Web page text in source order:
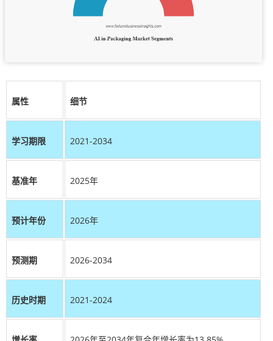
属性 细节
学习期限 2021-2034
基准年 2025年
预计年份 2026年
预测期 2026-2034
历史时期 2021-2024